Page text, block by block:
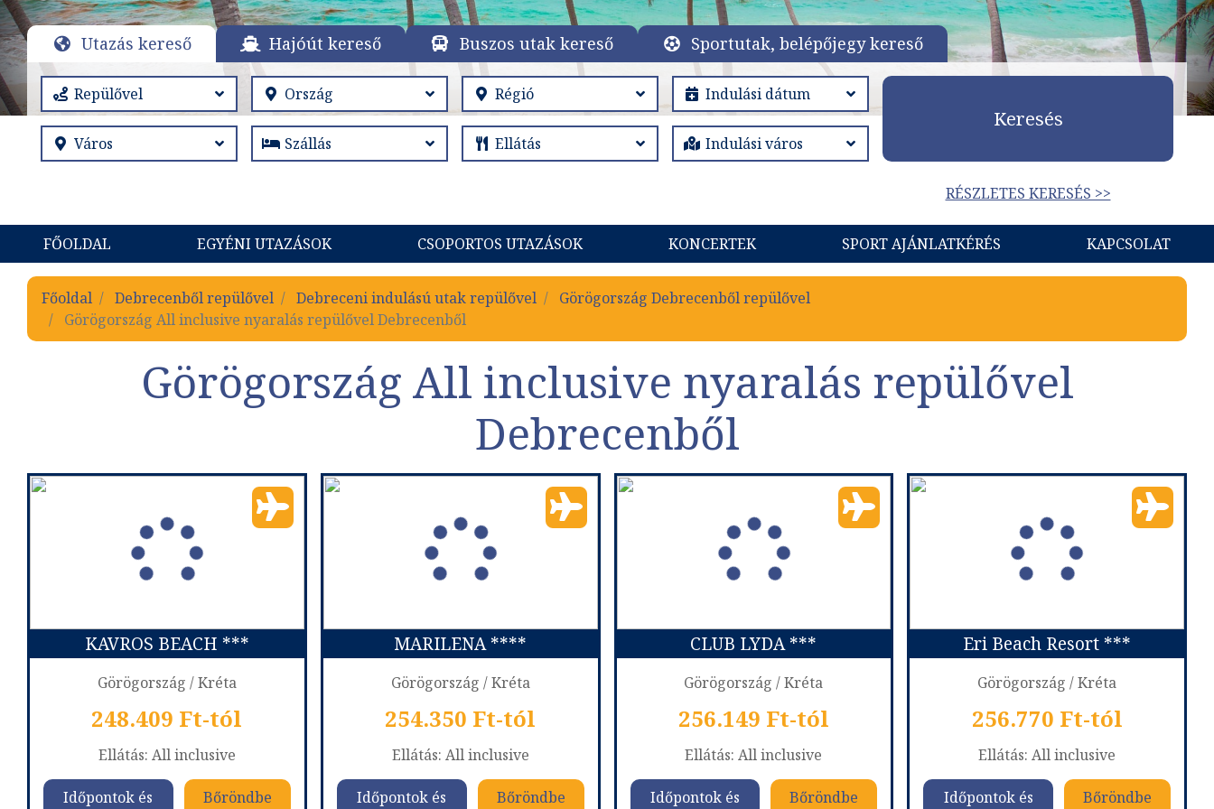
Utazás kereső Hajóút kereső Buszos utak kereső Sportutak, belépőjegy kereső
Keresés
RÉSZLETES KERESÉS >>
FŐOLDAL EGYÉNI UTAZÁSOK CSOPORTOS UTAZÁSOK KONCERTEK SPORT AJÁNLATKÉRÉS KAPCSOLAT
Főoldal Debrecenből repülővel Debreceni indulású utak repülővel
Görögország Debrecenből repülővel
Görögország All inclusive nyaralás repülővel Debrecenből
Görögország All inclusive nyaralás repülővel
Debrecenből
KAVROS BEACH ***
Görögország / Kréta
248.409 Ft-tól
Ellátás: All inclusive
Időpontok és
Bőröndbe
MARILENA ****
Görögország / Kréta
254.350 Ft-tól
Ellátás: All inclusive
Időpontok és
Bőröndbe
CLUB LYDA ***
Görögország / Kréta
256.149 Ft-tól
Ellátás: All inclusive
Időpontok és
Bőröndbe
Eri Beach Resort ***
Görögország / Kréta
256.770 Ft-tól
Ellátás: All inclusive
Időpontok és
Bőröndbe